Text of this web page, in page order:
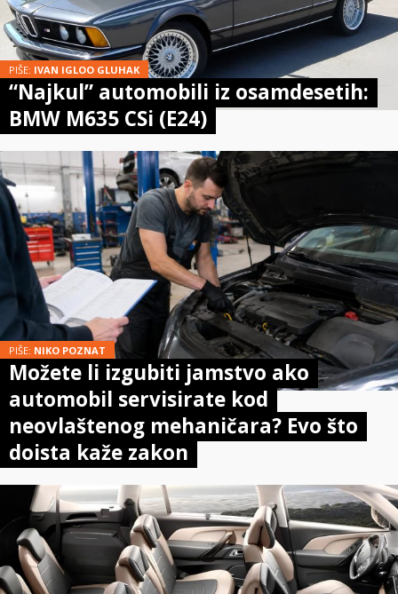
PIŠE: IVAN IGLOO GLUHAK
“Najkul” automobili iz osamdesetih:
BMW M635 CSi (E24)
PIŠE: NIKO POZNAT
Možete li izgubiti jamstvo ako
automobil servisirate kod
neovlaštenog mehaničara? Evo što
doista kaže zakon